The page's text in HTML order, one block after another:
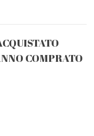
COMPRATO